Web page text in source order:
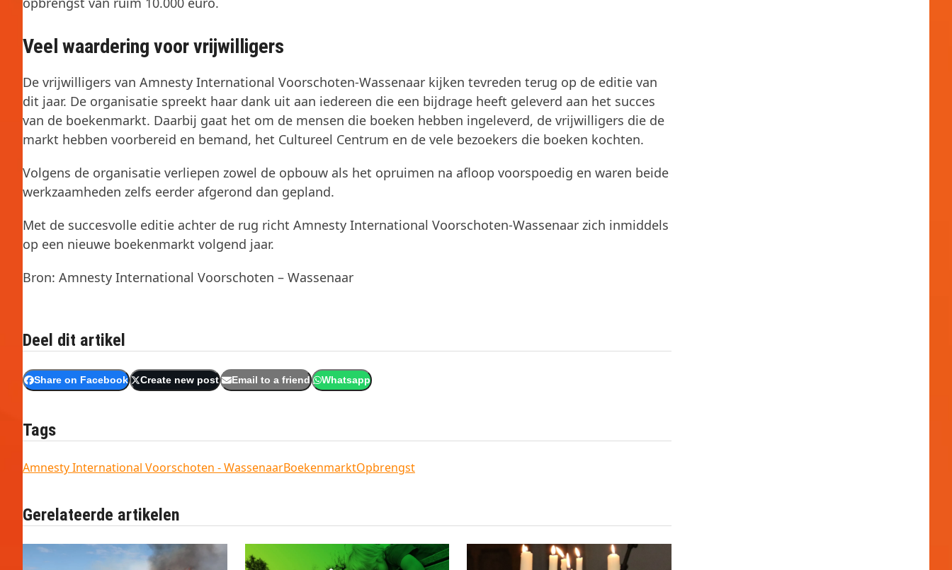
Veel waardering voor vrijwilligers
De vrijwilligers van Amnesty International Voorschoten-Wassenaar kijken tevreden terug op de editie van
dit jaar. De organisatie spreekt haar dank uit aan iedereen die een bijdrage heeft geleverd aan het succes
van de boekenmarkt. Daarbij gaat het om de mensen die boeken hebben ingeleverd, de vrijwilligers die de
markt hebben voorbereid en bemand, het Cultureel Centrum en de vele bezoekers die boeken kochten.
Volgens de organisatie verliepen zowel de opbouw als het opruimen na afloop voorspoedig en waren beide
werkzaamheden zelfs eerder afgerond dan gepland.
Met de succesvolle editie achter de rug richt Amnesty International Voorschoten-Wassenaar zich inmiddels
op een nieuwe boekenmarkt volgend jaar.
Bron: Amnesty International Voorschoten – Wassenaar
Deel dit artikel
Share on Facebook Create new post Email to a friend Whatsapp
Tags
Amnesty International Voorschoten - WassenaarBoekenmarktOpbrengst
Gerelateerde artikelen